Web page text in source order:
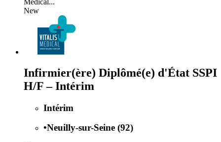
New
Infirmier(ère) Diplômé(e) d'État SSPI
H/F – Intérim
Intérim
•Neuilly-sur-Seine (92)